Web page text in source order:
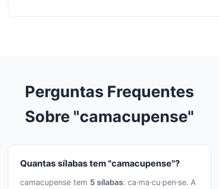
Perguntas Frequentes
Sobre "camacupense"
Quantas sílabas tem "camacupense"?
camacupense tem 5 sílabas: ca·ma·cu·pen·se. A